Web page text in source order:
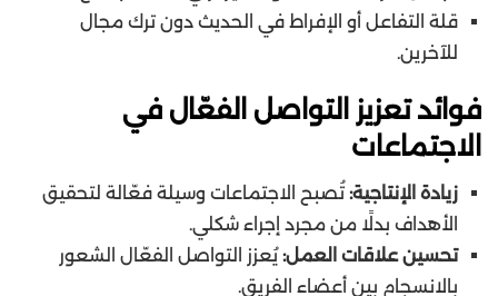
قلة التفاعل أو الإفراط في الحديث دون ترك مجال
للآخرين.
فوائد تعزيز التواصل الفعّال في
الاجتماعات
زيادة الإنتاجية:تُصبح الاجتماعات وسيلة فعّالة لتحقيق
الأهداف بدلًا من مجرد إجراء شكلي.
تحسين علاقات العمل:يُعزز التواصل الفعّال الشعور
بالانسجام بين أعضاء الفريق.